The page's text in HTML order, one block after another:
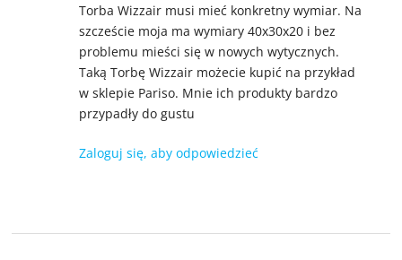
Torba Wizzair musi mieć konkretny wymiar. Na
szczeście moja ma wymiary 40x30x20 i bez
problemu mieści się w nowych wytycznych.
Taką Torbę Wizzair możecie kupić na przykład
w sklepie Pariso. Mnie ich produkty bardzo
przypadły do gustu
Zaloguj się, aby odpowiedzieć